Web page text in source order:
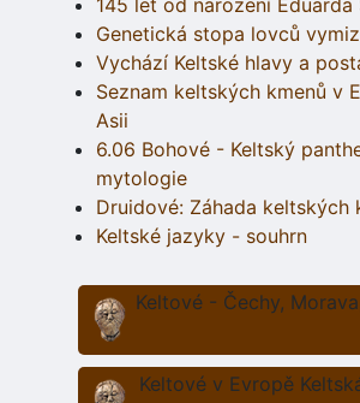
Genetická stopa lovců
Vychází Keltské hlavy a
Seznam keltských kmenů v
Asii
6.06 Bohové - Keltský
mytologie
Druidové: Záhada keltských
Keltské jazyky - souhrn
Keltové - Čechy,
Keltové v Evropě